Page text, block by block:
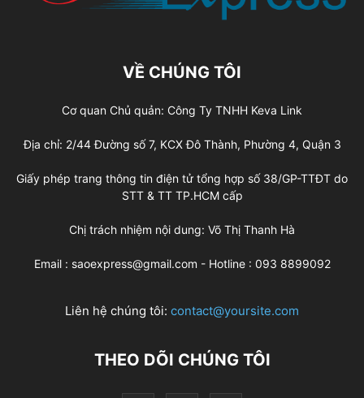
VỀ CHÚNG TÔI
Cơ quan Chủ quản: Công Ty TNHH Keva Link
Địa chỉ: 2/44 Đường số 7, KCX Đô Thành, Phường 4, Quận 3
Giấy phép trang thông tin điện tử tổng hợp số 38/GP-TTĐT do
STT & TT TP.HCM cấp
Chị trách nhiệm nội dung: Võ Thị Thanh Hà
Email : saoexpress@gmail.com - Hotline : 093 8899092
Liên hệ chúng tôi: contact@yoursite.com
THEO DÕI CHÚNG TÔI